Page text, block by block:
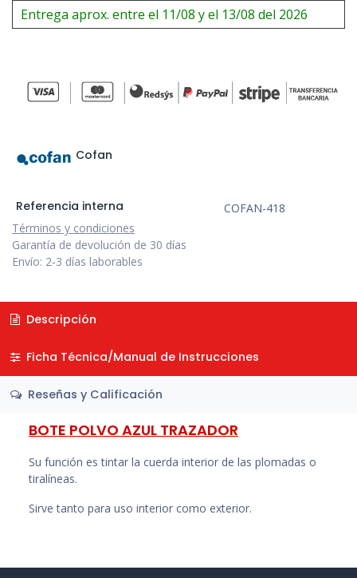
Entrega aprox. entre el 11/08 y el 13/08 del 2026
Cofan
Referencia interna
COFAN-418
Términos y condiciones
Garantía de devolución de 30 días
Envío: 2-3 días laborables
Descripción
Ficha Técnica/Manual de Instrucciones
Reseñas y Calificación
BOTE POLVO AZUL TRAZADOR
Su función es tintar la cuerda interior de las plomadas o
tiralíneas.
Sirve tanto para uso interior como exterior.